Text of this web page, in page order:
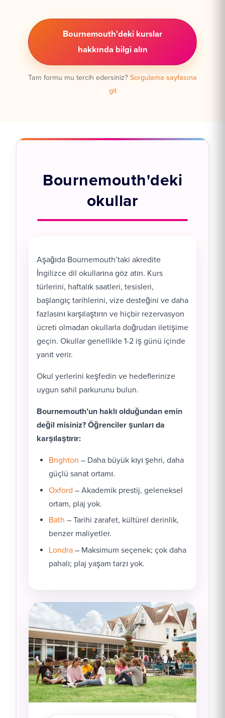
Bournemouth'deki kurslar
hakkında bilgi alın
Tam formu mu tercih edersiniz? Sorgulama sayfasına
git
Bournemouth'deki
okullar
Aşağıda Bournemouth’taki akredite
İngilizce dil okullarına göz atın. Kurs
türlerini, haftalık saatleri, tesisleri,
başlangıç tarihlerini, vize desteğini ve daha
fazlasını karşılaştırın ve hiçbir rezervasyon
ücreti olmadan okullarla doğrudan iletişime
geçin. Okullar genellikle 1-2 iş günü içinde
yanıt verir.
Okul yerlerini keşfedin ve hedeflerinize
uygun sahil parkurunu bulun.
Bournemouth’un haklı olduğundan emin
değil misiniz? Öğrenciler şunları da
karşılaştırır:
Brighton – Daha büyük kıyı şehri, daha
güçlü sanat ortamı.
Oxford – Akademik prestij, geleneksel
ortam, plaj yok.
Bath – Tarihi zarafet, kültürel derinlik,
benzer maliyetler.
Londra – Maksimum seçenek; çok daha
pahalı; plaj yaşam tarzı yok.